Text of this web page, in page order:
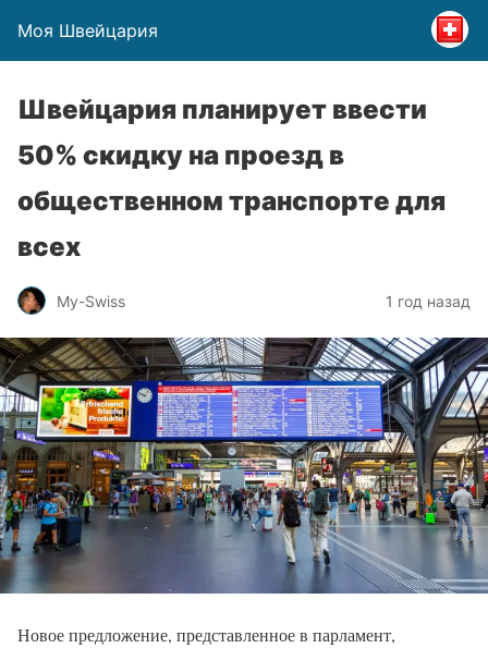
Моя Швейцария
Швейцария планирует ввести
50% скидку на проезд в
общественном транспорте для
всех
My-Swiss 1 год назад
Новое предложение, представленное в парламент,